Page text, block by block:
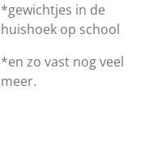
*gewichtjes in de
huishoek op school
*en zo vast nog veel
meer.